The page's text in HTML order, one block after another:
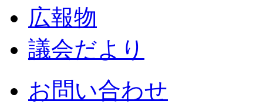
広報物
議会だより
お問い合わせ